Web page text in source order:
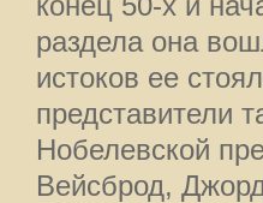
раздела она
истоков ее
представители
Нобелевской
Вейсброд,